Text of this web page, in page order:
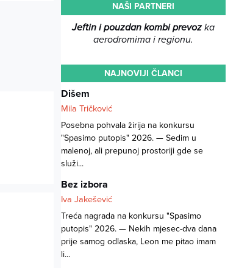
NAŠI PARTNERI
Jeftin i pouzdan kombi prevozka
aerodromima i regionu.
NAJNOVIJI ČLANCI
Dišem
Mila Tričković
Posebna pohvala žirija na konkursu
"Spasimo putopis" 2026. — Sedim u
malenoj, ali prepunoj prostoriji gde se
služi...
Bez izbora
Iva Jakešević
Treća nagrada na konkursu "Spasimo
putopis" 2026. — Nekih mjesec-dva dana
prije samog odlaska, Leon me pitao imam
li...